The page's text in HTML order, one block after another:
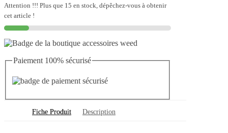
Rouler
Noir
Attention !!! Plus que 15 en stock, dépêchez-vous à obtenir
cet article !
Paiement 100% sécurisé
Fiche Produit Description